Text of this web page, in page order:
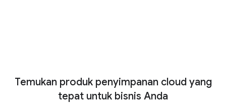
Temukan produk penyimpanan cloud yang
tepat untuk bisnis Anda